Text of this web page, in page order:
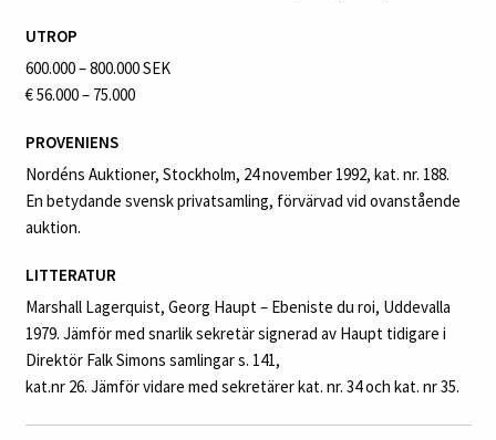
UTROP
600.000 – 800.000 SEK
€ 56.000 – 75.000
PROVENIENS
Nordéns Auktioner, Stockholm, 24 november 1992, kat. nr. 188.
En betydande svensk privatsamling, förvärvad vid ovanstående
auktion.
LITTERATUR
Marshall Lagerquist, Georg Haupt – Ebeniste du roi, Uddevalla
1979. Jämför med snarlik sekretär signerad av Haupt tidigare i
Direktör Falk Simons samlingar s. 141,
kat.nr 26. Jämför vidare med sekretärer kat. nr. 34 och kat. nr 35.